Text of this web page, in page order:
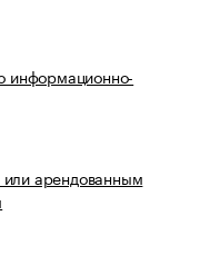
информационно-
арендованным